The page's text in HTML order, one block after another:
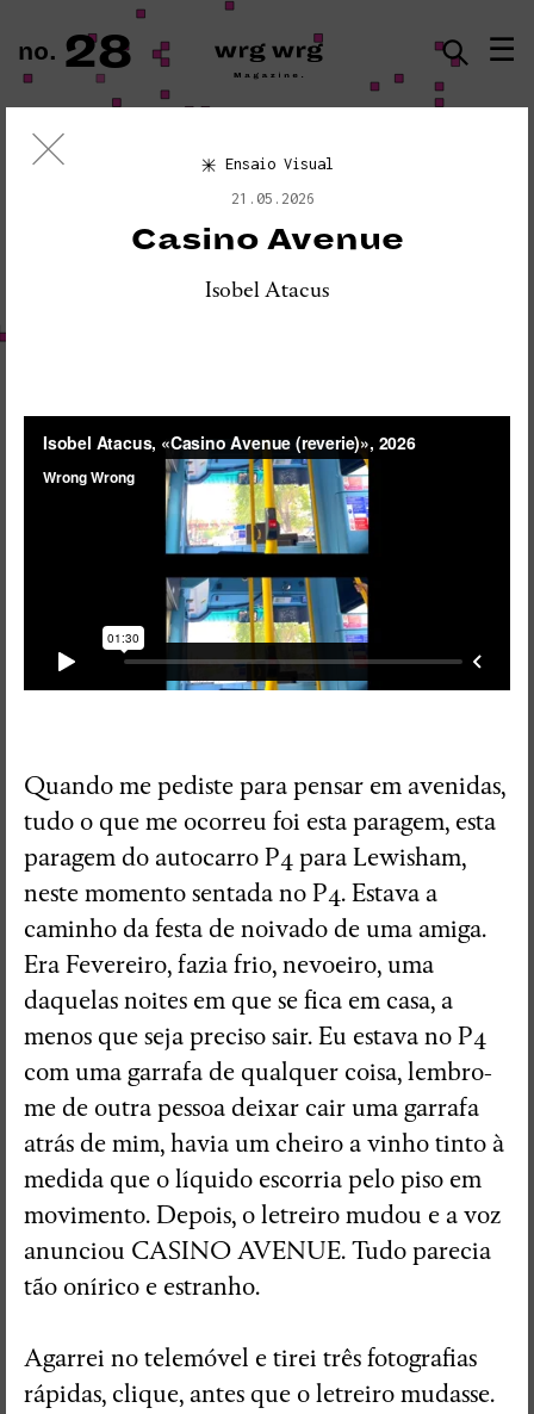
no. 28 ☰
Ensaio Visual
«PLEASE DO NOT DISTURB:
SEISMOGRAPH EQUIPMENT»
RedSkyFalls: Miscelânea #3
Ensaio Visual + Autor em residência
THE GROUND SWAM TO THE
SURFACE
Susana Mouzinho
Wrong Wrong n.27
Avenidas
Ensaio Visual
21.05.2026
Casino Avenue
Isobel Atacus
Quando me pediste para pensar em avenidas,
tudo o que me ocorreu foi esta paragem, esta
paragem do autocarro P4 para Lewisham,
neste momento sentada no P4. Estava a
caminho da festa de noivado de uma amiga.
Era Fevereiro, fazia frio, nevoeiro, uma
daquelas noites em que se fica em casa, a
menos que seja preciso sair. Eu estava no P4
com uma garrafa de qualquer coisa, lembro-
me de outra pessoa deixar cair uma garrafa
atrás de mim, havia um cheiro a vinho tinto à
medida que o líquido escorria pelo piso em
movimento. Depois, o letreiro mudou e a voz
anunciou CASINO AVENUE. Tudo parecia
tão onírico e estranho.
Agarrei no telemóvel e tirei três fotografias
rápidas, clique, antes que o letreiro mudasse.